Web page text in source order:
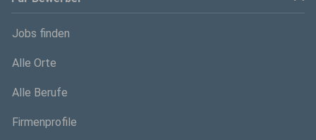
Jobs finden
Alle Orte
Alle Berufe
Firmenprofile